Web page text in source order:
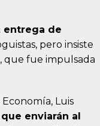
entrega de
pero insiste
que fue impulsada
Luis
enviarán al